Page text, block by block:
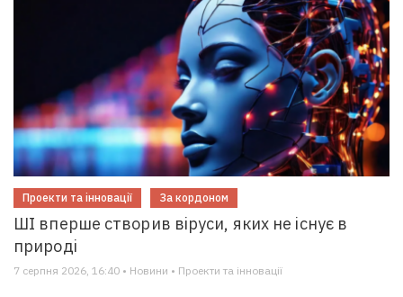
Проекти та інновації За кордоном
ШІ вперше створив віруси, яких не існує в
природі
7 серпня 2026, 16:40 • Новини • Проекти та інновації